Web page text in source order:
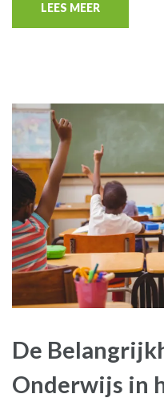
LEES MEER
De
Onderwijs in